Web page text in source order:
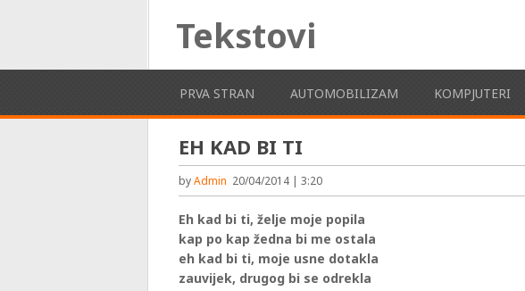
Tekstovi
PRVA STRAN AUTOMOBILIZAM KOMPJUTERI
EH KAD BI TI
byAdmin 20/04/2014 | 3:20
Eh kad bi ti, želje moje popila
kap po kap žedna bi me ostala
eh kad bi ti, moje usne dotakla
zauvijek, drugog bi se odrekla